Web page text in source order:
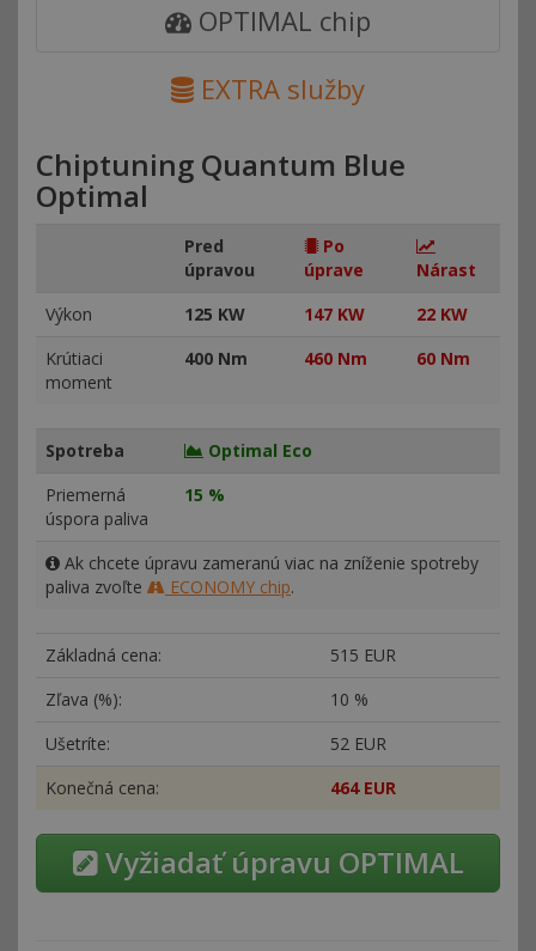
OPTIMAL chip
EXTRA služby
Chiptuning Quantum Blue
Optimal
Pred
úpravou
Po
úprave
Nárast
Výkon
125 KW 147 KW
22 KW
Krútiaci
moment
400 Nm 460 Nm 60 Nm
Spotreba
Optimal Eco
Priemerná
úspora paliva
15 %
Ak chcete úpravu zameranú viac na zníženie spotreby
paliva zvoľte
ECONOMY chip.
Základná cena:
515 EUR
Zľava (%):
10 %
Ušetríte:
52 EUR
Konečná cena:
464 EUR
Vyžiadať úpravu OPTIMAL